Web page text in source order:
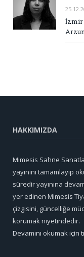
İzmir
HAKKIMIZDA
Mimesis Sahne
yayınını tamamlayıp
süredir yayınına
yer edinen Mimesis
çizgisini, güncelliğe
korumak niyetindedir.
Devamını okumak için